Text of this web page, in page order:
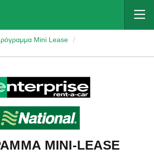
Mini Lease
/
MINI-LEASE